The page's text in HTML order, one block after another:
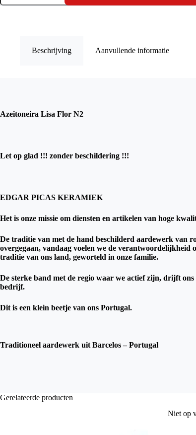
N2
Beschrijving Aanvullende informatie
Azeitoneira Lisa Flor N2
Let op glad !!! zonder beschildering !!!
EDGAR PICAS KERAMIEK
Het is onze missie om diensten en artikelen van hoge
De traditie van met de hand beschilderd aardewerk van
overgegaan, vandaag voelen we de verantwoordelijkheid
traditie van ons land, geworteld in onze familie.
De sterke band met de regio waar we actief zijn, drijft
bedrijf.
Dit is een klein beetje van ons Portugal.
Traditioneel aardewerk uit Barcelos – Portugal
Gerelateerde producten
Niet op